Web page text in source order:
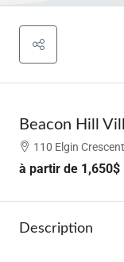
Beacon Hill
110 Elgin
à partir de 1,650$
Description